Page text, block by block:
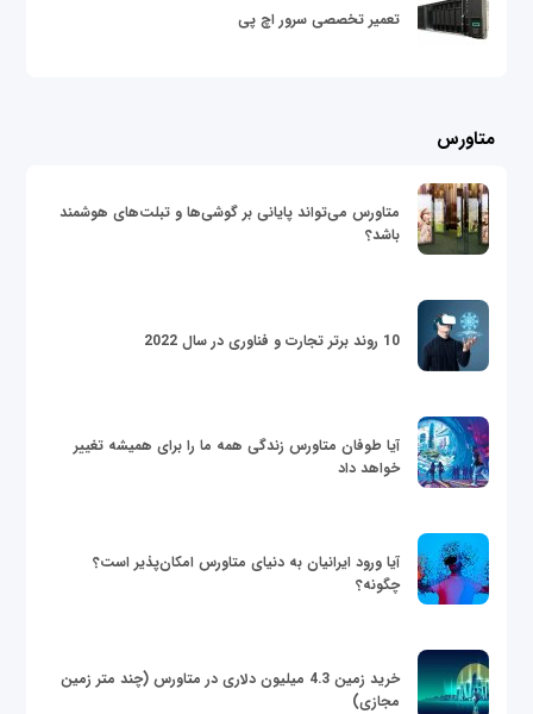
تعمیر تخصصی سرور اچ پی
متاورس
متاورس می‌تواند پایانی بر گوشی‌ها و تبلت‌های هوشمند
باشد؟
10 روند برتر تجارت و فناوری در سال 2022
آیا طوفان متاورس زندگی همه ما را برای همیشه تغییر
خواهد داد
آیا ورود ایرانیان به دنیای متاورس امکان‌پذیر است؟
چگونه؟
خرید زمین 4.3 میلیون دلاری در متاورس (چند متر زمین
مجازی)